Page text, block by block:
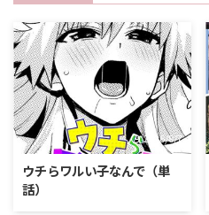
2026/8/7
ウチらワルい子なんで（単
話）